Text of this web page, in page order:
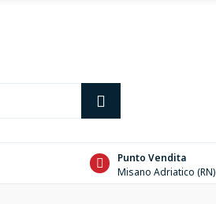
Punto Vendita
Misano Adriatico (RN)